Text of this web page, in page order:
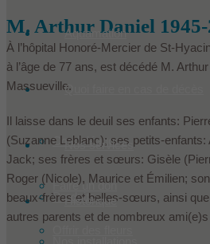
Aquamation
Quoi faire en cas de décès
Condoléances
Faire un don
Nos services
Produits
Historique
M. Arthur Daniel 1945-
À l’hôpital Honoré-Mercier de St-
à l’âge de 77 ans, est décédé M.
Massueville.
Il laisse dans le deuil ses enfants:
(Suzanne Leblanc); ses petits-
Jack; ses frères et sœurs: Gisèle
Roger (Nicole), Maurice et Émilien;
beaux-frères et belles-sœurs, ainsi
autres parents et de nombreux ami(e)s